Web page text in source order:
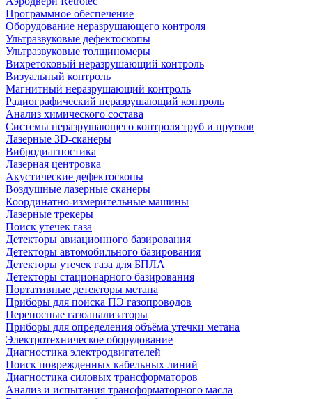
Программное обеспечение
Оборудование неразрушающего контроля
Ультразвуковые дефектоскопы
Ультразвуковые толщиномеры
Вихретоковый неразрушающий контроль
Визуальный контроль
Магнитный неразрушающий контроль
Радиографический неразрушающий контроль
Анализ химического состава
Системы неразрушающего контроля труб и прутков
Лазерные 3D-сканеры
Вибродиагностика
Лазерная центровка
Акустические дефектоскопы
Воздушные лазерные сканеры
Координатно-измерительные машины
Лазерные трекеры
Поиск утечек газа
Детекторы авиационного базирования
Детекторы автомобильного базирования
Детекторы утечек газа для БПЛА
Детекторы стационарного базирования
Портативные детекторы метана
Приборы для поиска ПЭ газопроводов
Переносные газоанализаторы
Приборы для определения объёма утечки метана
Электротехническое оборудование
Диагностика электродвигателей
Поиск поврежденных кабельных линий
Диагностика силовых трансформаторов
Анализ и испытания трансформаторного масла